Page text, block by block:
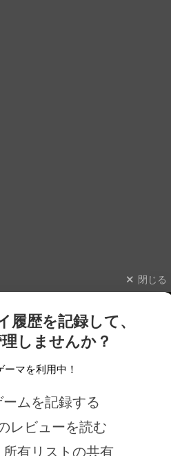
閉じる
歴を記録して、
しませんか？
ーマを利用中！
ムを記録する
レビューを読む
有リストの共有
新作・再入荷情報